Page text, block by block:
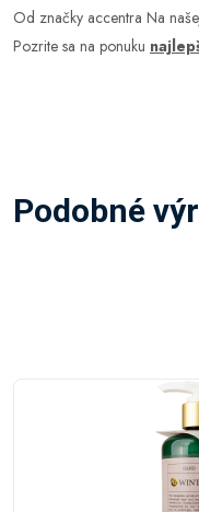
Od značky accentra Na
Pozrite sa na ponuku
Podobné